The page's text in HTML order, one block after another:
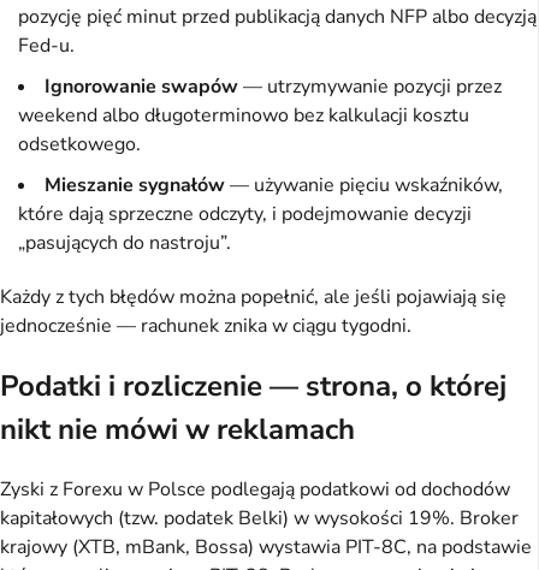
pozycję pięć minut przed publikacją danych NFP albo decyzją
Fed-u.
Ignorowanie swapów— utrzymywanie pozycji przez
weekend albo długoterminowo bez kalkulacji kosztu
odsetkowego.
Mieszanie sygnałów— używanie pięciu wskaźników,
które dają sprzeczne odczyty, i podejmowanie decyzji
„pasujących do nastroju”.
Każdy z tych błędów można popełnić, ale jeśli pojawiają się
jednocześnie — rachunek znika w ciągu tygodni.
Podatki i rozliczenie — strona, o której
nikt nie mówi w reklamach
Zyski z Forexu w Polsce podlegają podatkowi od dochodów
kapitałowych (tzw. podatek Belki) w wysokości 19%. Broker
krajowy (XTB, mBank, Bossa) wystawia PIT-8C, na podstawie